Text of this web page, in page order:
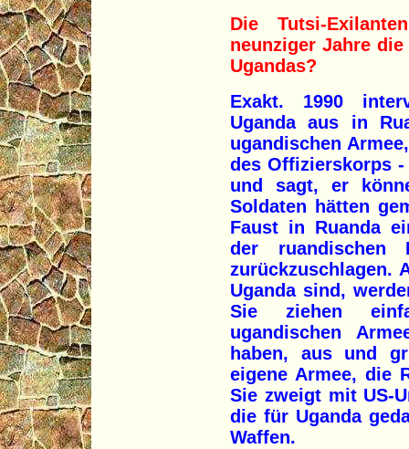
Die Tutsi-
neunziger Jahre
Ugandas?
Exakt. 1990
Uganda aus in
ugandischen
des Offizierskorps
und sagt, er
Soldaten hätten
Faust in Ruanda
der ruandischen
zurückzuschlagen.
Uganda sind,
Sie ziehen
ugandischen
haben, aus und
eigene Armee, die
Sie zweigt mit US-
die für Uganda
Waffen.